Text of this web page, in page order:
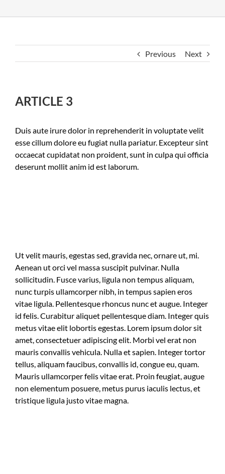
Previous Next
ARTICLE 3
Duis aute irure dolor in reprehenderit in voluptate velit
esse cillum dolore eu fugiat nulla pariatur. Excepteur sint
occaecat cupidatat non proident, sunt in culpa qui officia
deserunt mollit anim id est laborum.
Ut velit mauris, egestas sed, gravida nec, ornare ut, mi.
Aenean ut orci vel massa suscipit pulvinar. Nulla
sollicitudin. Fusce varius, ligula non tempus aliquam,
nunc turpis ullamcorper nibh, in tempus sapien eros
vitae ligula. Pellentesque rhoncus nunc et augue. Integer
id felis. Curabitur aliquet pellentesque diam. Integer quis
metus vitae elit lobortis egestas. Lorem ipsum dolor sit
amet, consectetuer adipiscing elit. Morbi vel erat non
mauris convallis vehicula. Nulla et sapien. Integer tortor
tellus, aliquam faucibus, convallis id, congue eu, quam.
Mauris ullamcorper felis vitae erat. Proin feugiat, augue
non elementum posuere, metus purus iaculis lectus, et
tristique ligula justo vitae magna.